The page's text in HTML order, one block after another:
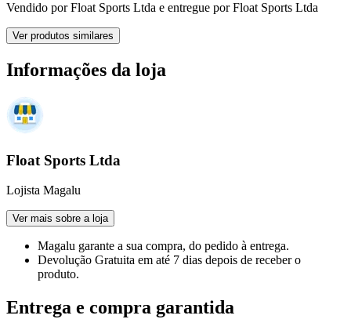
Vendido porFloat Sports Ltda e entregue por Float Sports Ltda
Ver produtos similares
Informações da loja
Float Sports Ltda
Lojista Magalu
Ver mais sobre a loja
Magalu garante a sua compra, do pedido à entrega.
Devolução Gratuita em até 7 dias depois de receber o
produto.
Entrega e compra garantida